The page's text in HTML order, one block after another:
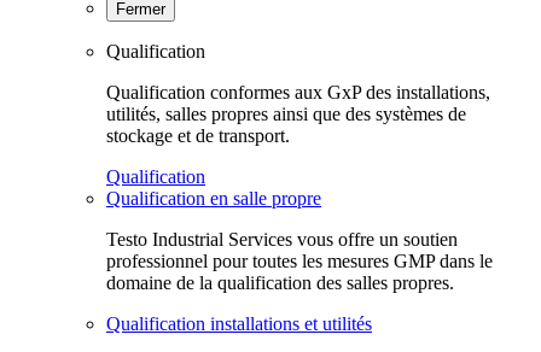
Fermer
Qualification
Qualification conformes aux GxP des installations,
utilités, salles propres ainsi que des systèmes de
stockage et de transport.
Qualification
Qualification en salle propre
Testo Industrial Services vous offre un soutien
professionnel pour toutes les mesures GMP dans le
domaine de la qualification des salles propres.
Qualification installations et utilités